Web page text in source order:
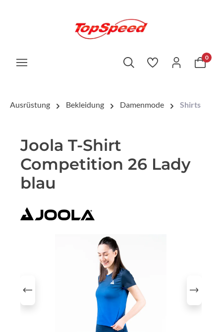
0
Ausrüstung Bekleidung Damenmode Shirts
Joola T-Shirt
Competition 26 Lady
blau
Bildergalerie überspringen